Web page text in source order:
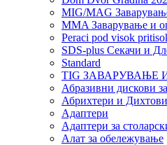
MIG/MAG
MMA Заварување и
Peraci pod visok
SDS-plus Секачи и
Standard
TIG ЗАВАРУВАЊЕ
Абразивни дискови
Абрихтери и Дихтови
Адаптери
Адаптери за
Алат за обележување